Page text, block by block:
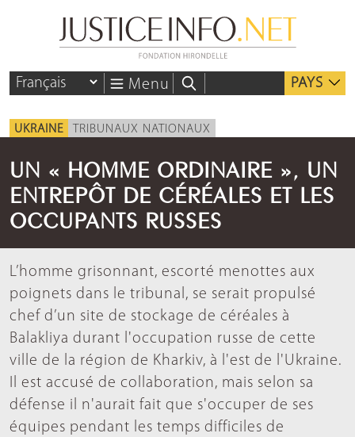
Menu PAYS
UKRAINE TRIBUNAUX NATIONAUX
UN « HOMME ORDINAIRE », UN
ENTREPÔT DE CÉRÉALES ET LES
OCCUPANTS RUSSES
L’homme grisonnant, escorté menottes aux
poignets dans le tribunal, se serait propulsé
chef d’un site de stockage de céréales à
Balakliya durant l'occupation russe de cette
ville de la région de Kharkiv, à l'est de l'Ukraine.
Il est accusé de collaboration, mais selon sa
défense il n'aurait fait que s'occuper de ses
équipes pendant les temps difficiles de